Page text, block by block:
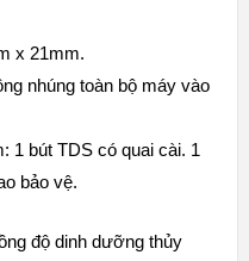
x 21mm.
nhúng toàn bộ máy vào
1 bút TDS có quai cài. 1
bảo vệ.
độ dinh dưỡng thủy